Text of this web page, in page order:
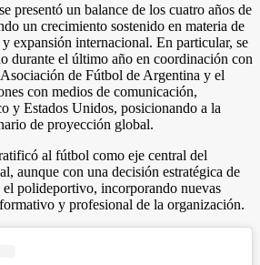
presentó un balance de los cuatro años de
un crecimiento sostenido en materia de
expansión internacional. En particular, se
durante el último año en coordinación con
de Fútbol de Argentina y el
con medios de comunicación,
y Estados Unidos, posicionando a la
de proyección global.
al fútbol como eje central del
aunque con una decisión estratégica de
polideportivo, incorporando nuevas
y profesional de la organización.